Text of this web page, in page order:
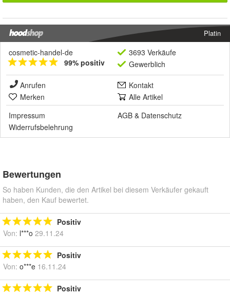
Platin
cosmetic-handel-de
99% positiv
3693 Verkäufe
Gewerblich
Anrufen
Kontakt
Merken
Alle Artikel
Impressum
AGB & Datenschutz
Widerrufsbelehrung
Bewertungen
So haben Kunden, die den Artikel bei diesem Verkäufer gekauft
haben, den Kauf bewertet.
Positiv
Von: l***o 29.11.24
Positiv
Von: o***e 16.11.24
Positiv